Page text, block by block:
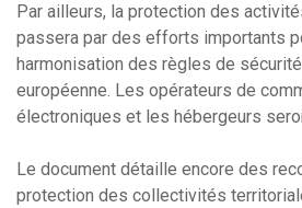
Par ailleurs, la protection des
passera par des efforts importants
harmonisation des règles de sécurité
européenne. Les opérateurs de
électroniques et les hébergeurs
Le document détaille encore des
protection des collectivités